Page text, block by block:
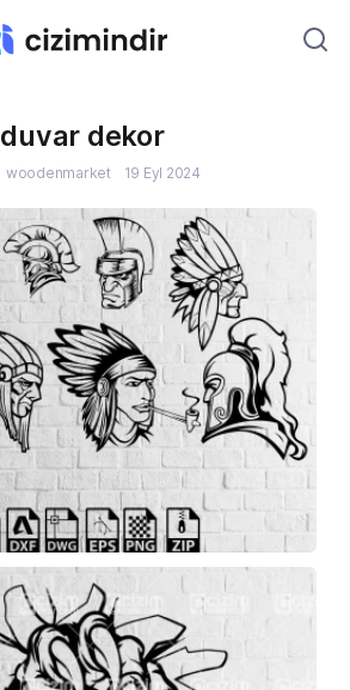
duvar dekor
woodenmarket 19 Eyl 2024